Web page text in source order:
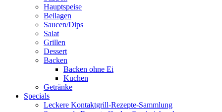
Hauptspeise
Beilagen
Saucen/Dips
Salat
Grillen
Dessert
Backen
Backen ohne Ei
Kuchen
Getränke
Specials
Leckere Kontaktgrill-Rezepte-Sammlung